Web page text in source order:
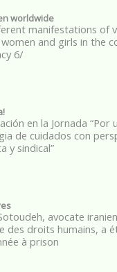
worldwide
manifestations of
and girls in the
6/
en la Jornada “Por
de cuidados con
y sindical”
avocate
des droits humains, a
à prison